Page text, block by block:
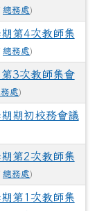
總務處)
第4次教師集
總務處)
3次教師集會
處)
期初校務會議
第2次教師集
總務處)
第1次教師集